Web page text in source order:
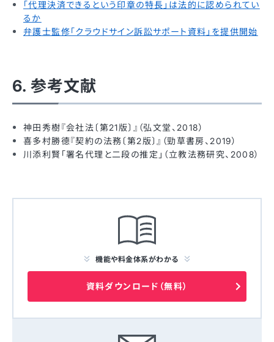
「代理決済できるという印章の特長」は法的に認められてい
るか
弁護士監修「クラウドサイン訴訟サポート資料」を提供開始
6. 参考文献
神田秀樹『会社法〔第21版〕』（弘文堂、2018）
喜多村勝德『契約の法務〔第2版〕』（勁草書房、2019）
川添利賢「署名代理と二段の推定」（立教法務研究、2008）
機能や料金体系がわかる
資料ダウンロード（無料）